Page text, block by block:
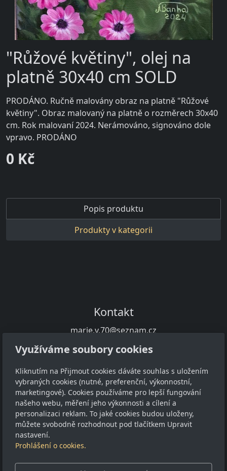
"Růžové květiny", olej na
platně 30x40 cm SOLD
PRODÁNO. Ručně malovány obraz na platně "Růžové
květiny". Obraz malovaný na platně o rozměrech 30x40
cm. Rok malovaní 2024. Nerámováno, signováno dole
vpravo. PRODÁNO
0 Kč
Popis produktu
Produkty v kategorii
Kontakt
marie.v.70@seznam.cz
O nákupu
Obchodní podmínky
GDPR
Sledujte nás
Využíváme soubory cookies
Kliknutím na Přijmout cookies dáváte souhlas s uložením
vybraných cookies (nutné, preferenční, výkonnostní,
marketingové). Cookies používáme pro lepší fungování
našeho webu, měření jeho výkonnosti a cílení a
personalizaci reklam. To jaké cookies budou uloženy,
můžete svobodně rozhodnout pod tlačítkem Upravit
nastavení.
Prohlášení o cookies.